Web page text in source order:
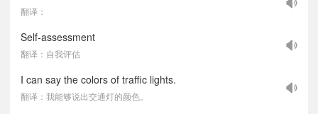
翻译：
Self-assessment
翻译：自我评估
I can say the colors of traffic lights.
翻译：我能够说出交通灯的颜色。